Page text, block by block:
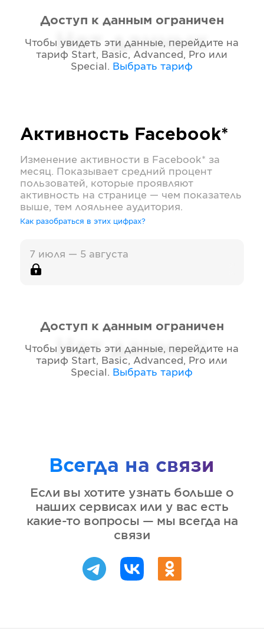
Нет данных
Доступ к данным ограничен
Чтобы увидеть эти данные, перейдите на
тариф Start, Basic, Advanced, Pro или
Special . Выбрать тариф
Активность Facebook*
Изменение активности в Facebook* за
месяц. Показывает средний процент
пользоватей, которые проявляют
активность на странице — чем показатель
выше, тем лояльнее аудитория.
Как разобраться в этих цифрах?
7 июля — 5 августа
Нет данных
Доступ к данным ограничен
Чтобы увидеть эти данные, перейдите на
тариф Start, Basic, Advanced, Pro или
Special . Выбрать тариф
Всегда на связи
Если вы хотите узнать больше о
наших сервисах или у вас есть
какие-то вопросы — мы всегда на
связи